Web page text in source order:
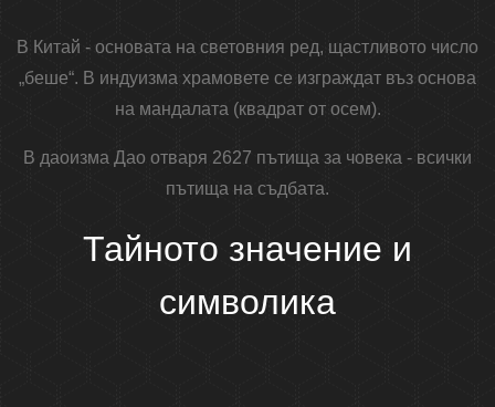
В Китай - основата на световния ред, щастливото число
„беше“. В индуизма храмовете се изграждат въз основа
на мандалата (квадрат от осем).
В даоизма Дао отваря 2627 пътища за човека - всички
пътища на съдбата.
Тайното значение и
символика